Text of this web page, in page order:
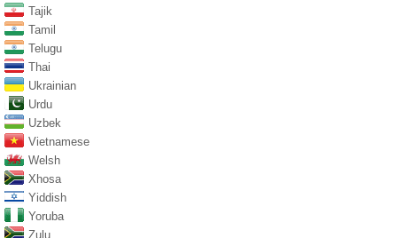
Tajik
Tamil
Telugu
Thai
Ukrainian
Urdu
Uzbek
Vietnamese
Welsh
Xhosa
Yiddish
Yoruba
Zulu